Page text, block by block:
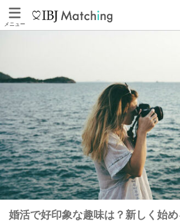
メニュー
婚活で好印象な趣味は？新しく始